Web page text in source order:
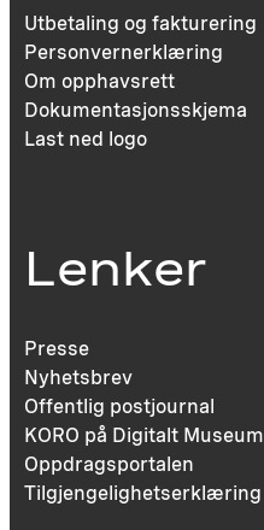
Utbetaling og fakturering
Personvernerklæring
Om opphavsrett
Dokumentasjonsskjema
Last ned logo
Lenker
Presse
Nyhetsbrev
Offentlig postjournal
KORO på Digitalt Museum
Oppdragsportalen
Tilgjengelighetserklæring